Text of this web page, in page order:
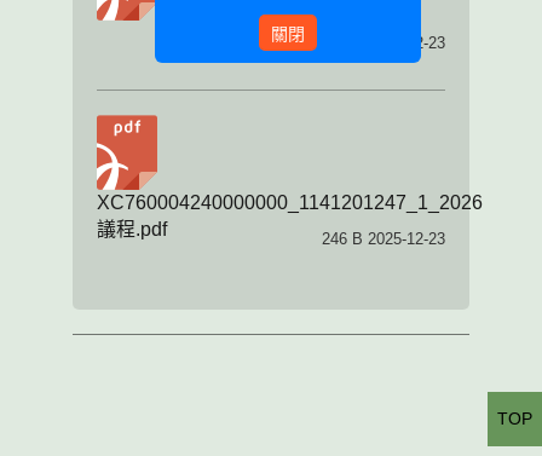
171.38 KB 2025-12-23
XC760004240000000_1141201247_1_2026
議程.pdf
246 B 2025-12-23
TOP
關閉